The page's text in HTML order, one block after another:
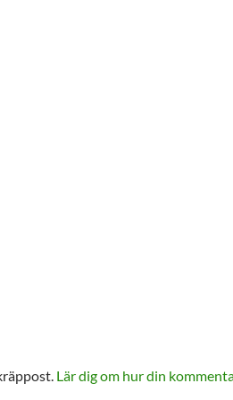
Lär dig om hur din